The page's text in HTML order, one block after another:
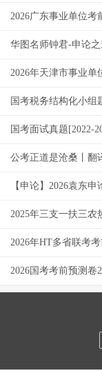
2026广东事业单位考
华图名师钟君-申论
2026年天津市事业
国考税务结构化小组
国考面试真题[2022-
公考正道是沧桑丨翻
【申论】2026袁东
2025年三支一扶三农
2026年HT多省联考
2026国考考前预测卷